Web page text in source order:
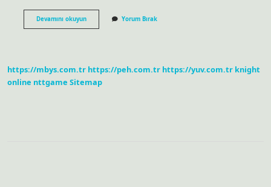
Devamını okuyun5070
Mazot
Yorum Bırak
https://mbys.com.tr https://peh.com.tr https://yuv.com.tr knight
online nttgame Sitemap